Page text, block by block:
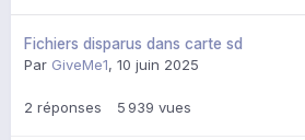
Fichiers disparus dans carte sd
Par GiveMe1, 10 juin 2025
2 réponses 5 939 vues